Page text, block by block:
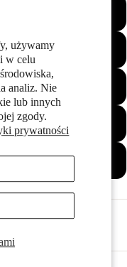
używamy
w celu
analiz. Nie
lub innych
zgody.
prywatności